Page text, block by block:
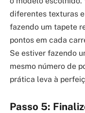
diferentes texturas
fazendo um tapete
pontos em cada
Se estiver fazendo
mesmo número de
prática leva à
Passo 5: